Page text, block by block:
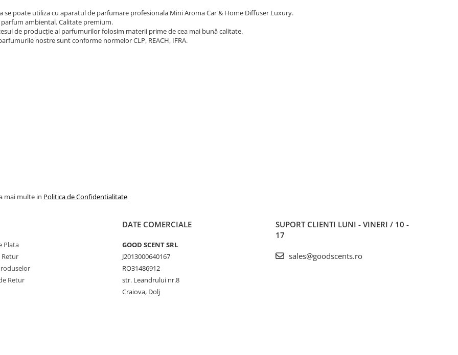
se poate utiliza cu aparatul de parfumare profesionala Mini Aroma Car & Home Diffuser Luxury.
parfum ambiental. Calitate premium.
de producție al parfumurilor folosim materii prime de cea mai bună calitate.
nostre sunt conforme normelor CLP, REACH, IFRA.
mai multe in Politica de Confidentialitate
Plata
Retur
Retur
DATE COMERCIALE
GOOD SCENT SRL
J2013000640167
RO31486912
str. Leandrului nr.8
Craiova, Dolj
SUPORT CLIENTI LUNI - VINERI / 10 -
17
sales@goodscents.ro